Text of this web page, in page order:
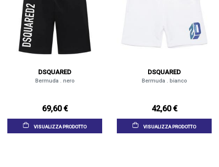
DSQUARED
Bermuda . nero
69,60 €
VISUALIZZA PRODOTTO
DSQUARED
Bermuda . bianco
42,60 €
VISUALIZZA PRODOTTO